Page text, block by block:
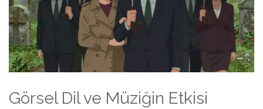
Görsel Dil ve Müziğin Etkisi